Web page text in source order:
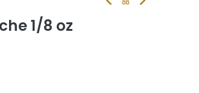
1/8 oz